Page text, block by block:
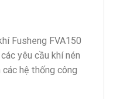
Fusheng FVA150
yêu cầu khí nén
hệ thống công